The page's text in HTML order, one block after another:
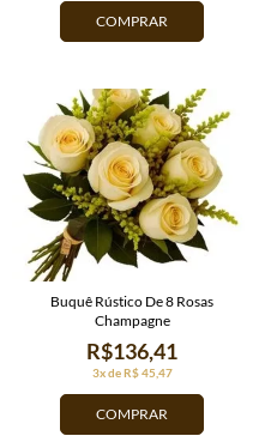
COMPRAR
COMPRAR
3x de R$ 45,47
R$136,41
Buquê Rústico De 8 Rosas
Champagne